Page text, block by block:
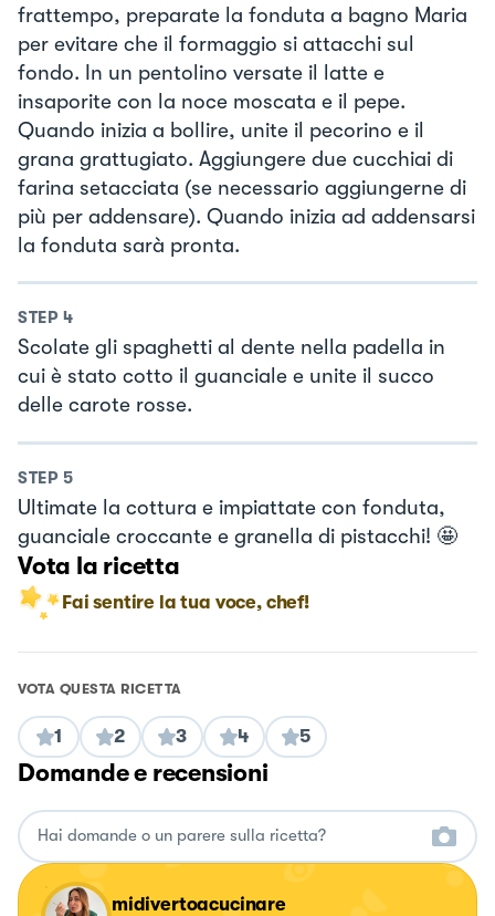
frattempo, preparate la fonduta a bagno Maria
per evitare che il formaggio si attacchi sul
fondo. In un pentolino versate il latte e
insaporite con la noce moscata e il pepe.
Quando inizia a bollire, unite il pecorino e il
grana grattugiato. Aggiungere due cucchiai di
farina setacciata (se necessario aggiungerne di
più per addensare). Quando inizia ad addensarsi
la fonduta sarà pronta.
STEP 4
Scolate gli spaghetti al dente nella padella in
cui è stato cotto il guanciale e unite il succo
delle carote rosse.
STEP 5
Ultimate la cottura e impiattate con fonduta,
guanciale croccante e granella di pistacchi! 🤩
Vota la ricetta
Fai sentire la tua voce, chef!
VOTA QUESTA RICETTA
1 2 3 4 5
Domande e recensioni
midivertoacucinare